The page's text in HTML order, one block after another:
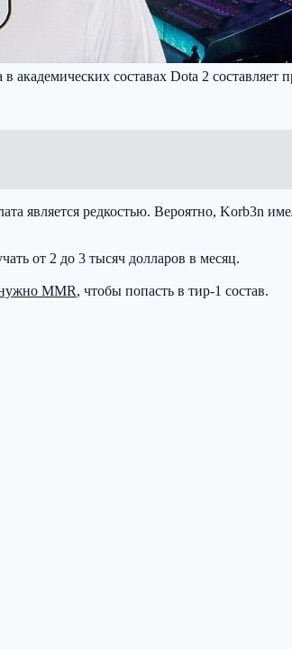
в академических составах Dota 2
является редкостью. Вероятно, Korb3n
от 2 до 3 тысяч долларов в месяц.
MMR, чтобы попасть в тир-1 состав.